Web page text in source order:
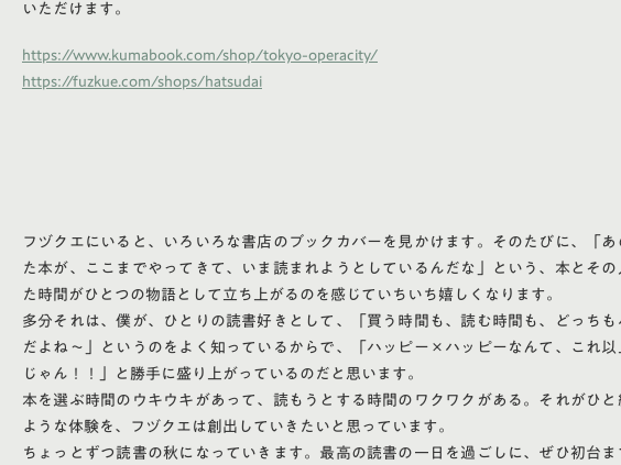
いただけます。
https://www.kumabook.com/shop/tokyo-operacity/
https://fuzkue.com/shops/hatsudai
フヅクエにいると、いろいろな書店のブックカバーを見かけます。そのたびに、「
た本が、ここまでやってきて、いま読まれようとしているんだな」という、本とその
た時間がひとつの物語として立ち上がるのを感じていちいち嬉しくなります。
多分それは、僕が、ひとりの読書好きとして、「買う時間も、読む時間も、どっちも
だよね〜」というのをよく知っているからで、「ハッピー×ハッピーなんて、これ以
じゃん！！」と勝手に盛り上がっているのだと思います。
本を選ぶ時間のウキウキがあって、読もうとする時間のワクワクがある。それがひと
ような体験を、フヅクエは創出していきたいと思っています。
ちょっとずつ読書の秋になっていきます。最高の読書の一日を過ごしに、ぜひ初台